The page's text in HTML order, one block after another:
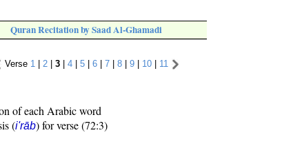
Quran Recitation by Saad Al-Ghamadi
Verse 1 2| 3| 4| 5| 6| 7| 8| 9| 10| 11
of each Arabic word
(i'rāb) for verse (72:3)